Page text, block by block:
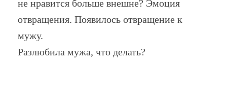
не нравится больше внешне? Эмоция
отвращения. Появилось отвращение к
мужу.
Разлюбила мужа, что делать?